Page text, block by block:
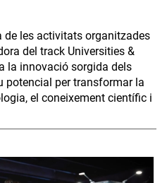
de les activitats organitzades
del track Universities &
la innovació sorgida dels
potencial per transformar la
el coneixement científic i